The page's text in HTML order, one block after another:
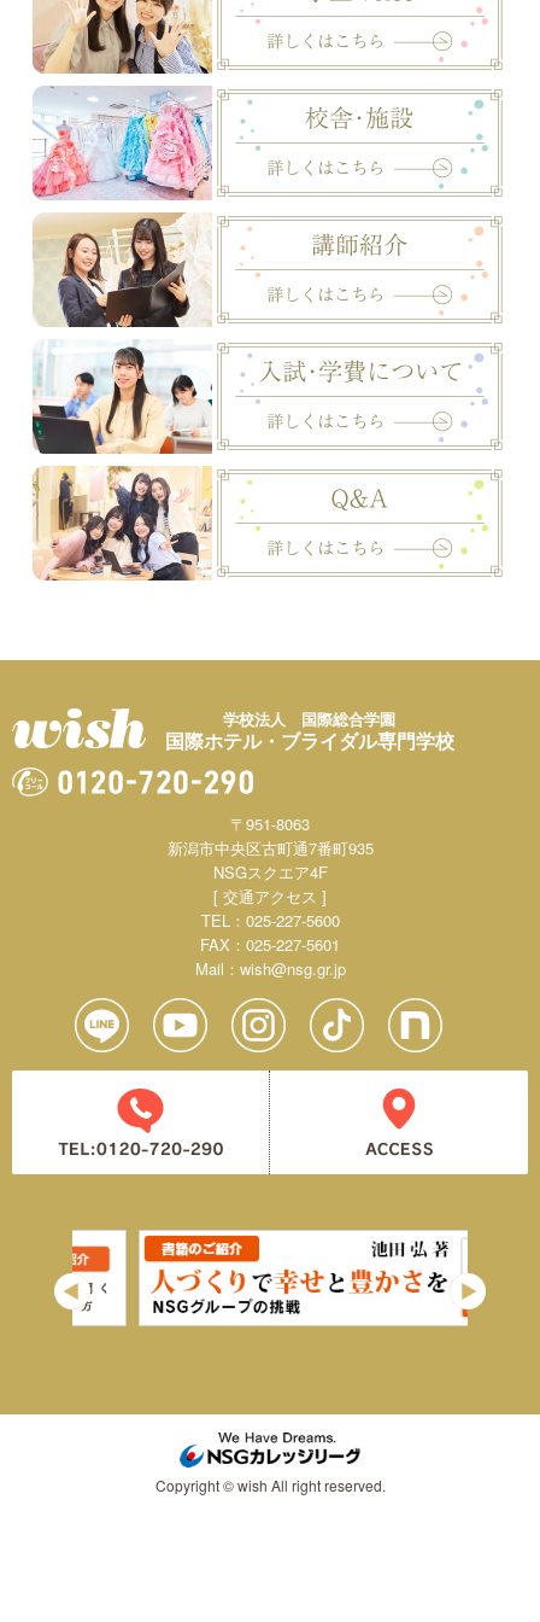
学校法人 国際総合学園
国際ホテル・ブライダル専門学校
〒951-8063
新潟市中央区古町通7番町935
NSGスクエア4F
[ 交通アクセス ]
TEL：025-227-5600
FAX：025-227-5601
Mail： wish@nsg.gr.jp
Copyright © wish All right reserved.